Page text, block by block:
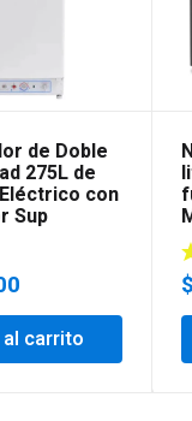
de Doble
275L de
con
Sup
carrito